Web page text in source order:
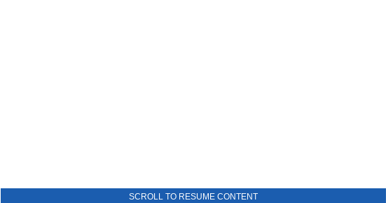
SCROLL TO RESUME CONTENT